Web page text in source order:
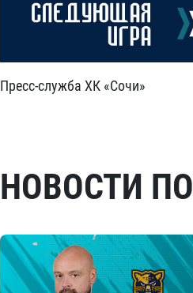
Пресс-служба ХК «Сочи»
НОВОСТИ